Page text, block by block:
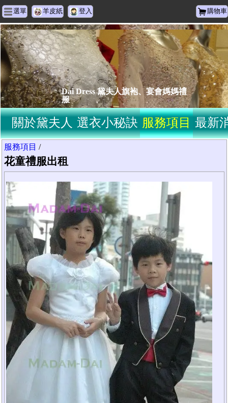
選單 羊皮紙 登入 購物車
Dai Dress 黛夫人旗袍、宴會媽媽禮
服
關於黛夫人 選衣小秘訣 服務項目 最新
服務項目 /
花童禮服出租